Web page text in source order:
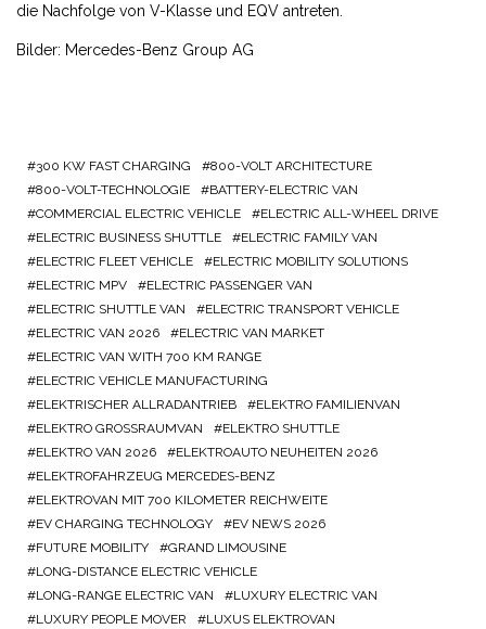
die Nachfolge von V-Klasse und EQV antreten.
Bilder: Mercedes-Benz Group AG
300 KW FAST CHARGING
800-VOLT ARCHITECTURE
800-VOLT-TECHNOLOGIE
BATTERY-ELECTRIC VAN
COMMERCIAL ELECTRIC VEHICLE
ELECTRIC ALL-WHEEL DRIVE
ELECTRIC BUSINESS SHUTTLE
ELECTRIC FAMILY VAN
ELECTRIC FLEET VEHICLE
ELECTRIC MOBILITY SOLUTIONS
ELECTRIC MPV
ELECTRIC PASSENGER VAN
ELECTRIC SHUTTLE VAN
ELECTRIC TRANSPORT VEHICLE
ELECTRIC VAN 2026
ELECTRIC VAN MARKET
ELECTRIC VAN WITH 700 KM RANGE
ELECTRIC VEHICLE MANUFACTURING
ELEKTRISCHER ALLRADANTRIEB
ELEKTRO FAMILIENVAN
ELEKTRO GROSSRAUMVAN
ELEKTRO SHUTTLE
ELEKTRO VAN 2026
ELEKTROAUTO NEUHEITEN 2026
ELEKTROFAHRZEUG MERCEDES-BENZ
ELEKTROVAN MIT 700 KILOMETER REICHWEITE
EV CHARGING TECHNOLOGY
EV NEWS 2026
FUTURE MOBILITY
GRAND LIMOUSINE
LONG-DISTANCE ELECTRIC VEHICLE
LONG-RANGE ELECTRIC VAN
LUXURY ELECTRIC VAN
LUXURY PEOPLE MOVER
LUXUS ELEKTROVAN